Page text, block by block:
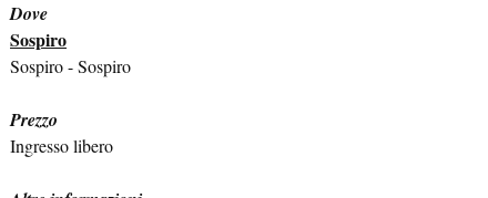
Dove
Sospiro
Sospiro - Sospiro
Prezzo
Ingresso libero